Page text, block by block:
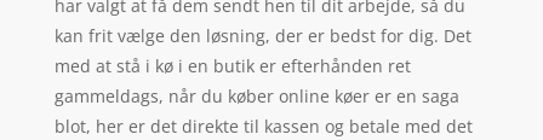
har valgt at få dem sendt hen til dit arbejde, så du
kan frit vælge den løsning, der er bedst for dig. Det
med at stå i kø i en butik er efterhånden ret
gammeldags, når du køber online køer er en saga
blot, her er det direkte til kassen og betale med det